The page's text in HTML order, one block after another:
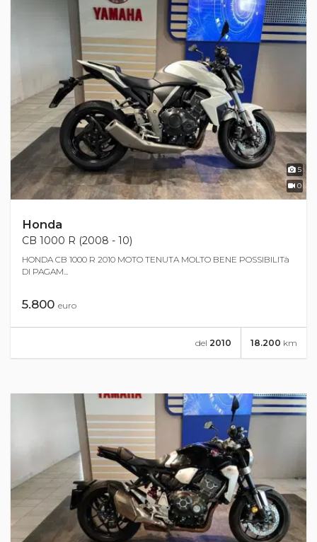
5
0
Honda
CB 1000 R (2008 - 10)
HONDA CB 1000 R 2010 MOTO TENUTA MOLTO BENE POSSIBILITà
DI PAGAM...
5.800 euro
18.200 km
del 2010